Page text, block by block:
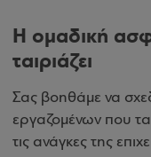
Η ομαδική
ταιριάζει
Σας βοηθάμε να
εργαζομένων που
τις ανάγκες της